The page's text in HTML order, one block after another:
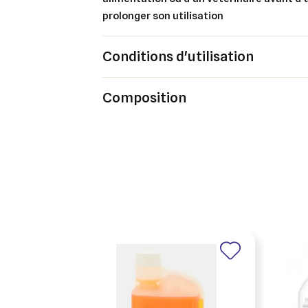
prolonger son utilisation
Conditions d'utilisation
Composition